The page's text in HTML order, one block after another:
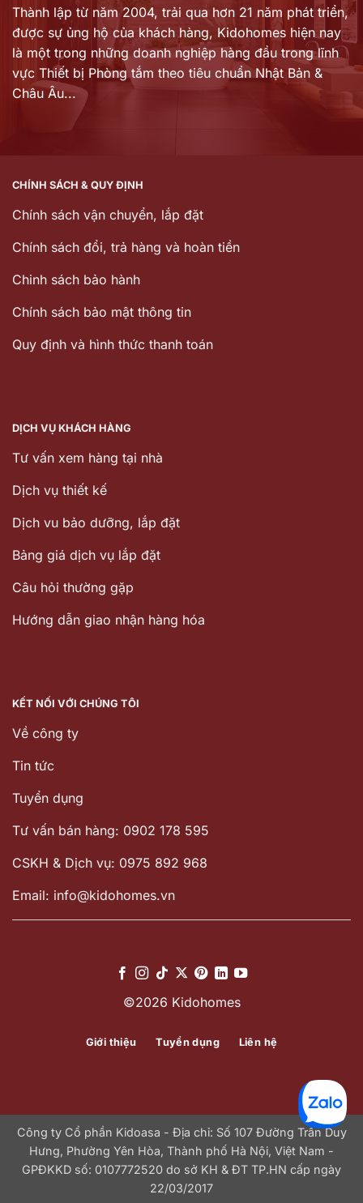
Thành lập từ năm 2004, trải qua hơn 21 năm phát triển,
được sự ủng hộ của khách hàng, Kidohomes hiện nay
là một trong những doanh nghiệp hàng đầu trong lĩnh
vực Thiết bị Phòng tắm theo tiêu chuẩn Nhật Bản &
Châu Âu...
CHÍNH SÁCH & QUY ĐỊNH
Chính sách vận chuyển, lắp đặt
Chính sách đổi, trả hàng và hoàn tiền
Chinh sách bảo hành
Chính sách bảo mật thông tin
Quy định và hình thức thanh toán
DỊCH VỤ KHÁCH HÀNG
Tư vấn xem hàng tại nhà
Dịch vụ thiết kế
Dịch vu bảo dưỡng, lắp đặt
Bảng giá dịch vụ lắp đặt
Câu hỏi thường gặp
Hướng dẫn giao nhận hàng hóa
KẾT NỐI VỚI CHÚNG TÔI
Về công ty
Tin tức
Tuyển dụng
Tư vấn bán hàng: 0902 178 595
CSKH & Dịch vụ: 0975 892 968
Email: info@kidohomes.vn
©2026 Kidohomes
Giới thiệu Tuyển dụng Liên hệ
Công ty Cổ phần Kidoasa - Địa chỉ: Số 107 Đường Trần Duy
Hưng, Phường Yên Hòa, Thành phố Hà Nội, Việt Nam -
GPĐKKD số: 0107772520 do sở KH & ĐT TP.HN cấp ngày
22/03/2017